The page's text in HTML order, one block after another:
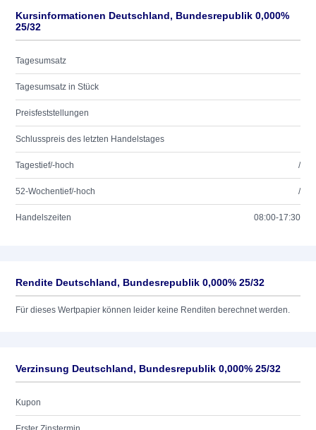
Kursinformationen Deutschland, Bundesrepublik 0,000%
25/32
Tagesumsatz
Tagesumsatz in Stück
Preisfeststellungen
Schlusspreis des letzten Handelstages
Tagestief/-hoch /
52-Wochentief/-hoch /
Handelszeiten 08:00-17:30
Rendite Deutschland, Bundesrepublik 0,000% 25/32
Für dieses Wertpapier können leider keine Renditen berechnet werden.
Verzinsung Deutschland, Bundesrepublik 0,000% 25/32
Kupon